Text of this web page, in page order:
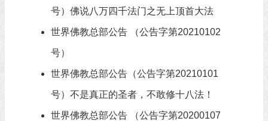
号）佛说八万四千法门之无上顶首大法
世界佛教总部公告 （公告字第20210102
号）
世界佛教总部公告（公告字第20210101
号）不是真正的圣者，不敢修十八法！
世界佛教总部公告 （公告字第20200107